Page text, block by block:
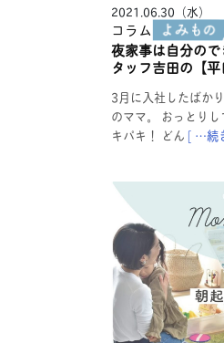
2021.06.30（水）
コラム
夜家事は自分の
タッフ吉田の【
3月に入社したばか
のママ。 おっとり
キパキ！ どん [ …続